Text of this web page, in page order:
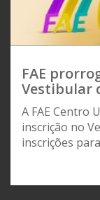
FAE
Vestibular
A FAE Centro
inscrição no
inscrições